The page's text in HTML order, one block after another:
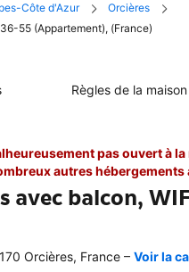
Côte d'Azur
Orcières
55 (Appartement), (France)
Règles de la maison
pas ouvert à
autres
avec balcon,
Orcières, France – Voir la